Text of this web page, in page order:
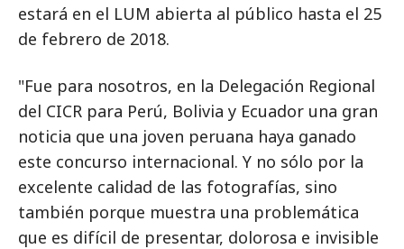
estará en el LUM abierta al público hasta el 25
de febrero de 2018.
"Fue para nosotros, en la Delegación Regional
del CICR para Perú, Bolivia y Ecuador una gran
noticia que una joven peruana haya ganado
este concurso internacional. Y no sólo por la
excelente calidad de las fotografías, sino
también porque muestra una problemática
que es difícil de presentar, dolorosa e invisible